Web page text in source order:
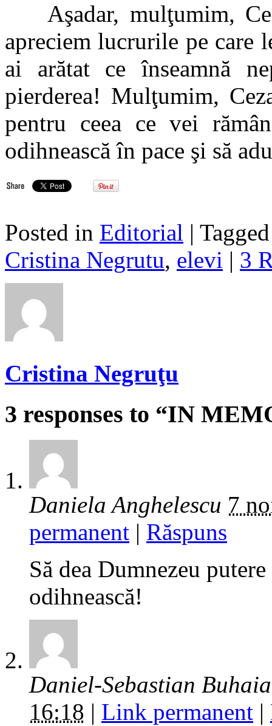
Aşadar, mulţumim,
apreciem lucrurile pe care
ai arătat ce înseamnă
pierderea! Mulţumim,
pentru ceea ce vei
odihnească în pace şi să
Posted in Editorial |
Cristina Negrutu, elevi | 3
Cristina Negruţu
3 responses to “IN
Daniela Anghelescu 7
permanent | Răspuns
Să dea Dumnezeu
odihnească!
Daniel-Sebastian
16:18 | Link permanent |